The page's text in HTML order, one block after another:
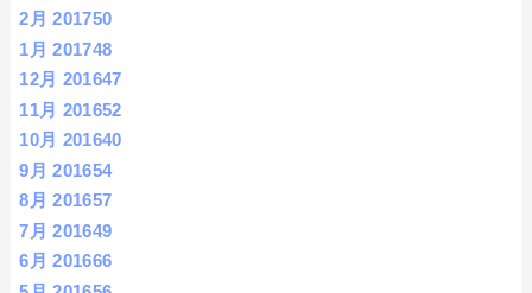
2月 201750
1月 201748
12月 201647
11月 201652
10月 201640
9月 201654
8月 201657
7月 201649
6月 201666